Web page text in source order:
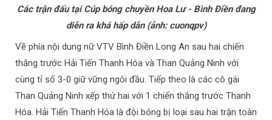
Các trận đấu tại Cúp bóng chuyền Hoa Lư - Bình Điền đang
diễn ra khá hấp dẫn (ảnh: cuonqpv)
Về phía nội dung nữ VTV Bình Điền Long An sau hai chiến
thắng trước Hải Tiến Thanh Hóa và Than Quảng Ninh với
cùng tỉ số 3-0 giữ vững ngôi đầu. Tiếp theo là các cô gái
Than Quảng Ninh xếp thứ hai với 1 chiến thắng trước Thanh
Hóa. Hải Tiến Thanh Hóa là đội bóng bị loại sau hai trận toàn